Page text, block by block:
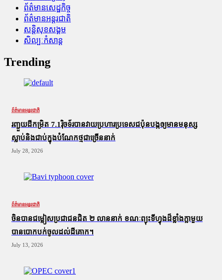
ព័ត៌មានសេដ្ឋកិច្ច
ព័ត៌មានអន្តរជាតិ
សន្តិសុខសង្គម
សិល្បៈកំសាន្ត
Trending
ព័ត៌មានអន្តរជាតិ
រញ្ជួយដីកម្រិត​ 7.1រ៉ិចទ័របានវាយប្រហារប្រទេសជប៉ុនបង្កឲ្យមានមនុស្ស
ស្លាប់​និង​ជាប់ក្នុងបំណែកថ្មជាច្រើននាក់
July 28, 2026
ព័ត៌មានអន្តរជាតិ
ចិនបានជម្លៀសប្រជាជនជិត ២ លាននាក់ ខណៈព្យុះទីហ្វុងដ៏ខ្លាំងក្លាមួយ
បានបោកបក់ចូលដល់ដីគោក។
July 13, 2026